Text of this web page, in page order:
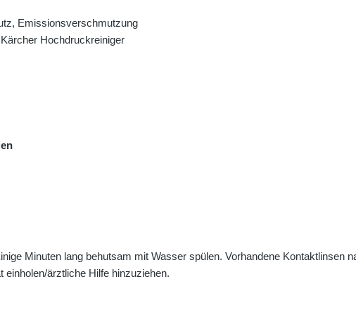
Emissionsverschmutzung
Hochdruckreiniger
Minuten lang behutsam mit Wasser spülen. Vorhandene Kontaktlinsen
einholen/ärztliche Hilfe hinzuziehen.